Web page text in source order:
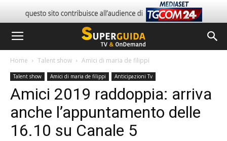
Home Talent show Amici di maria de filippi
Talent show Amici di maria de filippi Anticipazioni Tv
Amici 2019 raddoppia: arriva
anche l’appuntamento delle
16.10 su Canale 5